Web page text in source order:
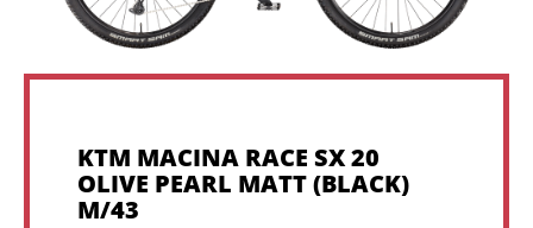
KTM MACINA RACE SX 20
OLIVE PEARL MATT (BLACK)
M/43